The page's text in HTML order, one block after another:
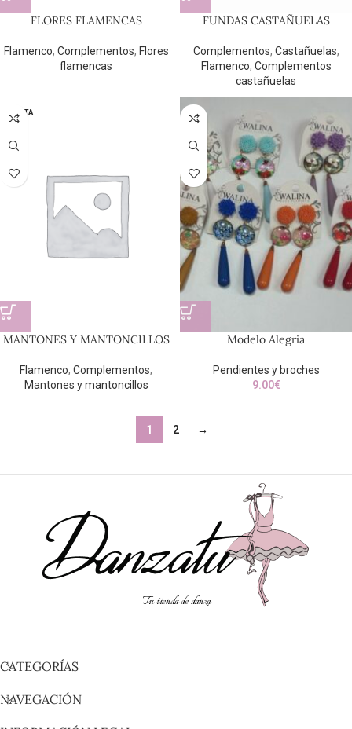
FLORES FLAMENCAS
Flamenco, Complementos, Flores
flamencas
FUNDAS CASTAÑUELAS
Complementos, Castañuelas,
Flamenco, Complementos
castañuelas
AGOTA
DO
MANTONES Y MANTONCILLOS
Flamenco, Complementos,
Mantones y mantoncillos
Modelo Alegria
Pendientes y broches
9.00€
1 2 →
Tu tienda de danza
CATEGORÍAS
NAVEGACIÓN